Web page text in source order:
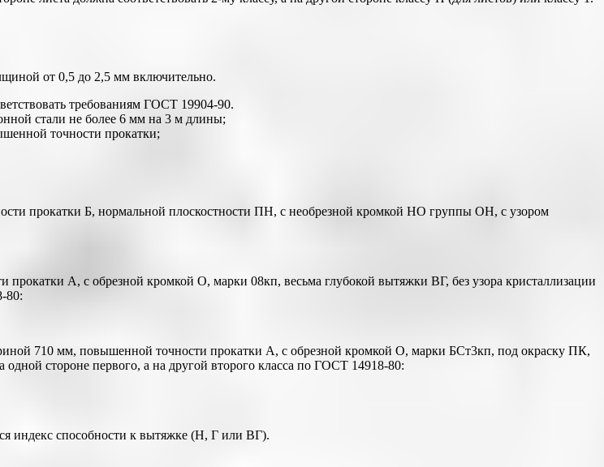
от 0,5 до 2,5 мм включительно.
требованиям ГОСТ 19904-90.
стали не более 6 мм на 3 м длины;
точности прокатки;
прокатки Б, нормальной плоскостности ПН, с необрезной кромкой НО группы ОН, с узором
А, с обрезной кромкой О, марки 08кп, весьма глубокой вытяжки ВГ, без узора кристаллизации
80:
710 мм, повышенной точности прокатки А, с обрезной кромкой О, марки БСт3кп, под окраску ПК,
стороне первого, а на другой второго класса по ГОСТ 14918-80:
индекс способности к вытяжке (Н, Г или ВГ).